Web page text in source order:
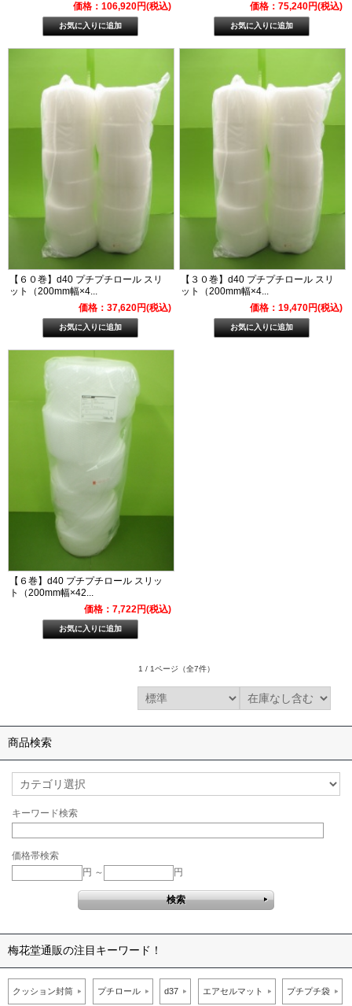
価格：106,920円(税込)
価格：75,240円(税込)
【６０巻】d40 プチプチロール スリ
ット（200mm幅×4...
価格：37,620円(税込)
【３０巻】d40 プチプチロール スリ
ット（200mm幅×4...
価格：19,470円(税込)
【６巻】d40 プチプチロール スリッ
ト（200mm幅×42...
価格：7,722円(税込)
1 / 1ページ （全7件）
商品検索
キーワード検索
価格帯検索
円 ～
円
梅花堂通販の注目キーワード！
クッション封筒 プチロール d37 エアセルマット プチプチ袋